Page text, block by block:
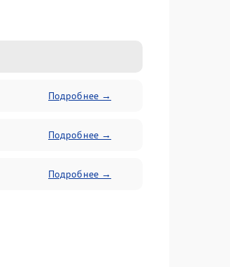
Подробнее →
Подробнее →
Подробнее →